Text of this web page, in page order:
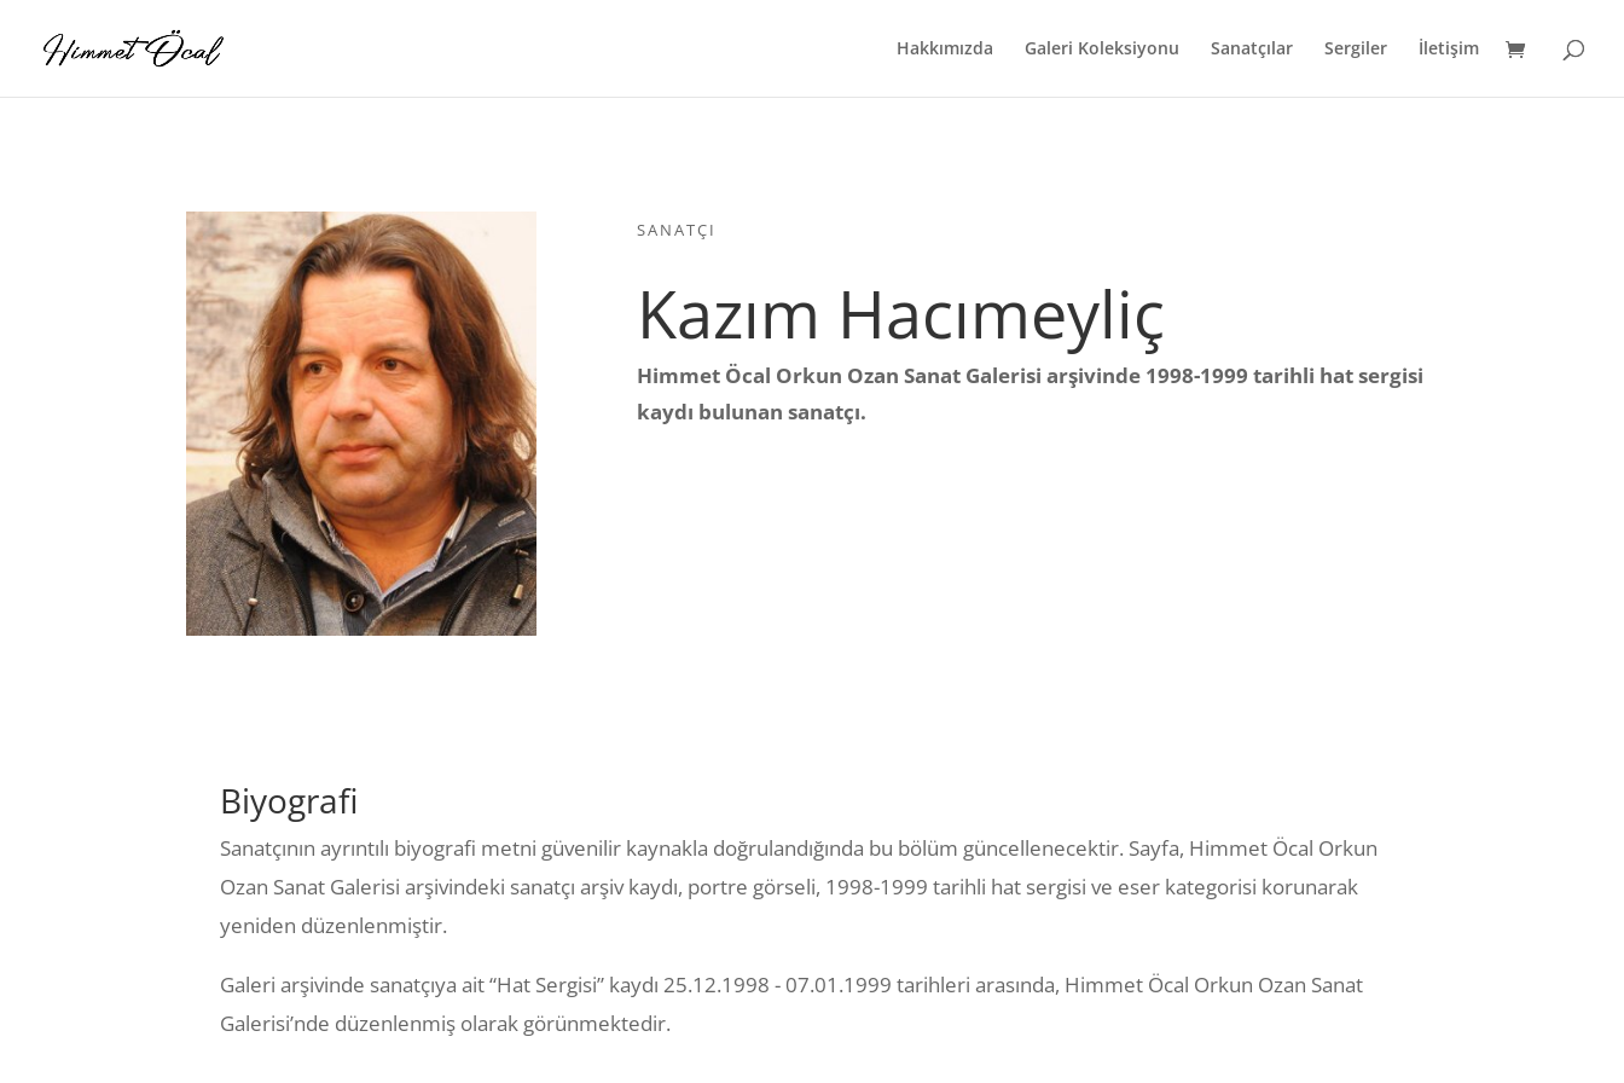
Hakkımızda Galeri Koleksiyonu Sanatçılar Sergiler İletişim
SANATÇI
Kazım Hacımeyliç
Himmet Öcal Orkun Ozan Sanat Galerisi arşivinde 1998-1999 tarihli hat sergisi
kaydı bulunan sanatçı.
Biyografi
Sanatçının ayrıntılı biyografi metni güvenilir kaynakla doğrulandığında bu bölüm güncellenecektir. Sayfa, Himmet Öcal Orkun
Ozan Sanat Galerisi arşivindeki sanatçı arşiv kaydı, portre görseli, 1998-1999 tarihli hat sergisi ve eser kategorisi korunarak
yeniden düzenlenmiştir.
Galeri arşivinde sanatçıya ait “Hat Sergisi” kaydı 25.12.1998 - 07.01.1999 tarihleri arasında, Himmet Öcal Orkun Ozan Sanat
Galerisi’nde düzenlenmiş olarak görünmektedir.